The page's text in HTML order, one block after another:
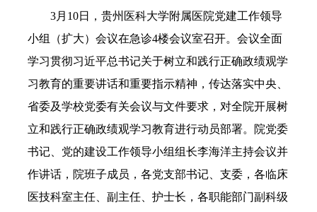
3月10日，贵州医科大学附属医院党建工作领导
小组（扩大）会议在急诊4楼会议室召开。会议全面
学习贯彻习近平总书记关于树立和践行正确政绩观学
习教育的重要讲话和重要指示精神，传达落实中央、
省委及学校党委有关会议与文件要求，对全院开展树
立和践行正确政绩观学习教育进行动员部署。院党委
书记、党的建设工作领导小组组长李海洋主持会议并
作讲话，院班子成员，各党支部书记、支委，各临床
医技科室主任、副主任、护士长，各职能部门副科级